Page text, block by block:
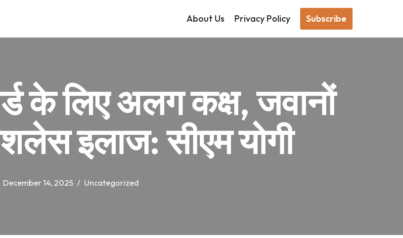
About Us Privacy Policy Subscribe
के लिए अलग कक्ष, जवानों
इलाज: सीएम योगी
December 14, 2025 Uncategorized